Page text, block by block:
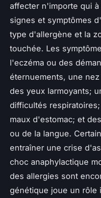
affecter n'importe qui
signes et symptômes
type d'allergène et la
touchée. Les
l'eczéma ou des
éternuements, une
des yeux larmoyants;
difficultés
maux d'estomac; et
ou de la langue.
entraîner une crise
choc anaphylactique
des allergies sont
génétique joue un rôle